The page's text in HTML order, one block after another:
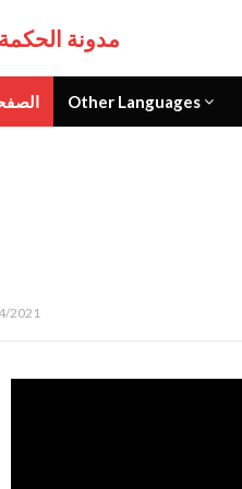
مدونة الحكمة
Other Languages
8/14/2021